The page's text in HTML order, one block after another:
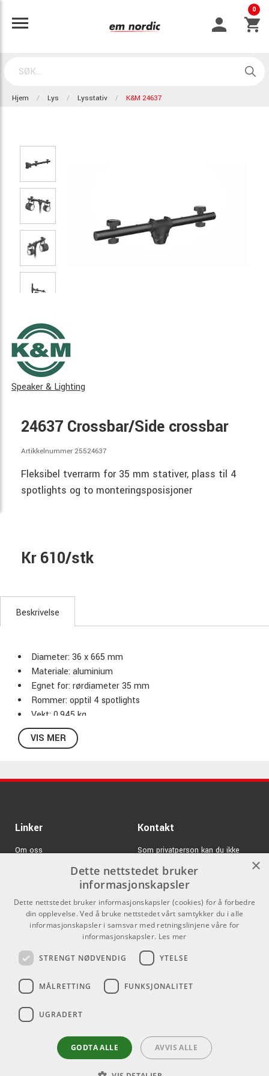
0
Hjem Lys Lysstativ K&M 24637
Speaker & Lighting
24637 Crossbar/Side crossbar
Artikkelnummer 25524637
Fleksibel tverrarm for 35 mm stativer, plass til 4
spotlights og to monteringsposisjoner
Kr 610/stk
Beskrivelse
Diameter: 36 x 665 mm
Materiale: aluminium
Egnet for: rørdiameter 35 mm
Rommer: opptil 4 spotlights
Vekt: 0,945 kg
VIS MER
Linker
Om oss
GDPR & Cookies
Kontakt
Som privatperson kan du ikke
kjøpe på denne nettsiden, alt salg
skjer gjennom våre forhandlere.
info@emnordic.no
×
Dette nettstedet bruker
informasjonskapsler
Dette nettstedet bruker informasjonskapsler (cookies) for å forbedre
din opplevelse. Ved å bruke nettstedet vårt samtykker du i alle
informasjonskapsler i samsvar med retningslinjene våre for
informasjonskapsler. Les mer
STRENGT NØDVENDIG YTELSE
MÅLRETTING FUNKSJONALITET
UGRADERT
GODTA ALLE AVVIS ALLE